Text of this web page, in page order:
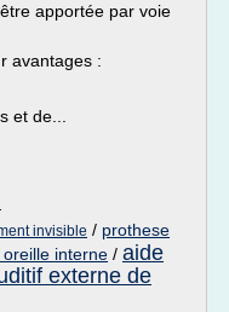
apportée par voie
avantages :
et de...
invisible / prothese
interne / aide
externe de